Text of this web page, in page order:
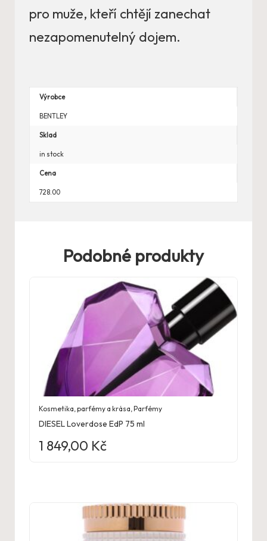
pro muže, kteří chtějí zanechat
nezapomenutelný dojem.
Výrobce
BENTLEY
Sklad
in stock
Cena
728.00
Podobné produkty
Kosmetika, parfémy a krása ,Parfémy
DIESEL Loverdose EdP 75 ml
1 849,00 Kč